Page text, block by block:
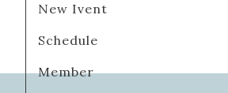
New Ivent
Schedule
Member